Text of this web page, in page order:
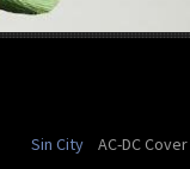
Sin City AC-DC